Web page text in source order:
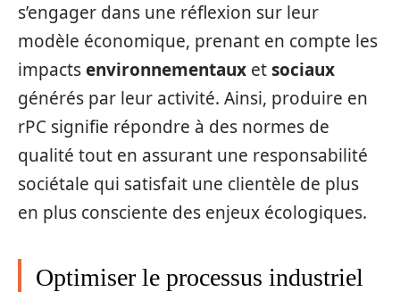
s’engager dans une réflexion sur leur
modèle économique, prenant en compte les
impactsenvironnementaux etsociaux
générés par leur activité. Ainsi, produire en
rPC signifie répondre à des normes de
qualité tout en assurant une responsabilité
sociétale qui satisfait une clientèle de plus
en plus consciente des enjeux écologiques.
Optimiser le processus industriel